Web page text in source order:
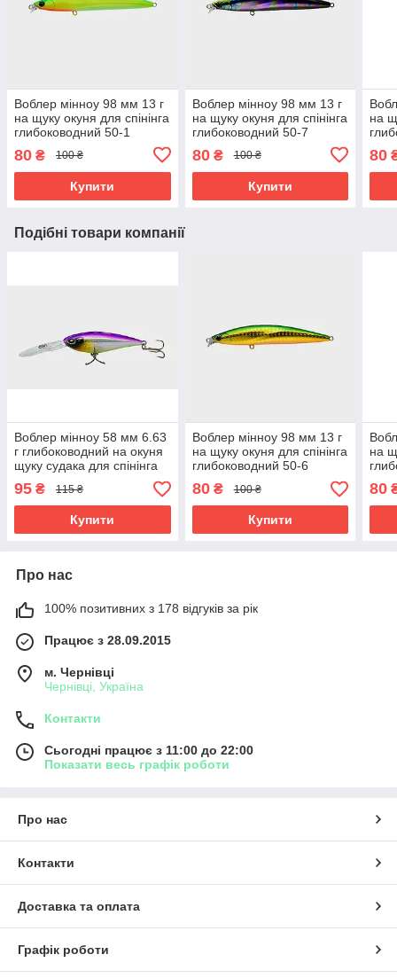
Воблер мінноу 98 мм 13 г
на щуку окуня для спінінга
глибоководний 50-1
80 ₴ 100 ₴
Купити
Воблер мінноу 98 мм 13 г
на щуку окуня для спінінга
глибоководний 50-7
80₴ 100 ₴
Купити
на
80
Подібні товари компанії
Воблер мінноу 58 мм 6.63
г глибоководний на окуня
щуку судака для спінінга
384-5
95 ₴ 115 ₴
Купити
Воблер мінноу 98 мм 13 г
на щуку окуня для спінінга
глибоководний 50-6
80₴ 100 ₴
Купити
на
80
Про нас
100% позитивних з 178 відгуків за рік
Працює з 28.09.2015
м. Чернівці
Чернівці, Україна
Контакти
Сьогодні працює з 11:00 до 22:00
Показати весь графік роботи
Про нас
Контакти
Доставка та оплата
Графік роботи